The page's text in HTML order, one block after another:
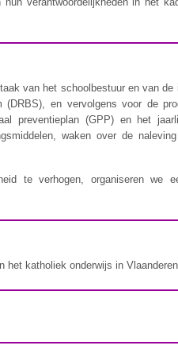
van het schoolbestuur en van
(DRBS), en vervolgens voor de
preventieplan (GPP) en het
waken over de
te verhogen, organiseren we
het katholiek onderwijs in Vlaanderen